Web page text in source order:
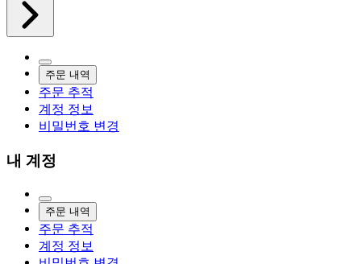
주문 내역
주문 추적
계정 정보
비밀번호 변경
내 계정
주문 내역
주문 추적
계정 정보